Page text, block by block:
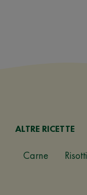
ALTRE RICETTE
Carne Risotti